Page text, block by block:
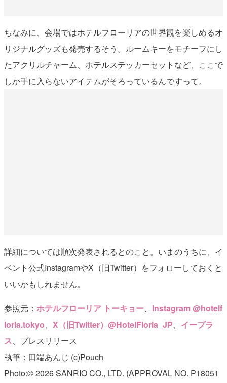
ちなみに、会場ではホテルフローリアの世界観を楽しめるオ
リジナルグッズも発売するそう。ルームキーをモチーフにし
たアクリルチャーム、ホテルステッカーセットなど、ここで
しか手に入らないアイテムがそろっているんですって。
詳細については順次発表されるとのこと。いまのうちに、イ
ベント公式InstagramやX（旧Twitter）をフォローしておくと
いいかもしれません。
参照元： ホテルフローリア トーキョー、 Instagram @hotelf
loria.tokyo、 X（旧Twitter）@HotelFloria_JP、 イープラ
ス、プレスリリース
執筆：田端あんじ (c)Pouch
Photo:© 2026 SANRIO CO., LTD. (APPROVAL NO. P18051